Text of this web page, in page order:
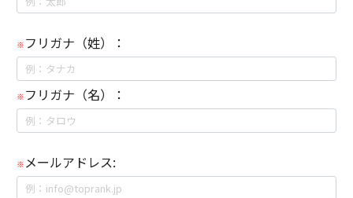
※ フリガナ（姓）：
※ フリガナ（名）：
※ メールアドレス: